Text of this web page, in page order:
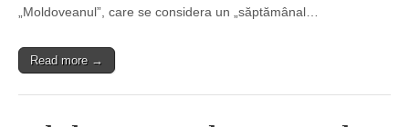
„Moldoveanul”, care se considera un „săptămânal…
Read more →